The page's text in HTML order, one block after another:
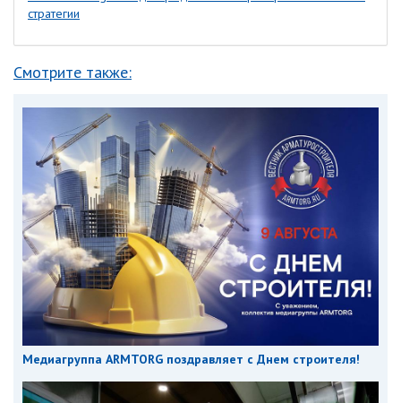
стратегии
Смотрите также:
Медиагруппа ARMTORG поздравляет с Днем строителя!